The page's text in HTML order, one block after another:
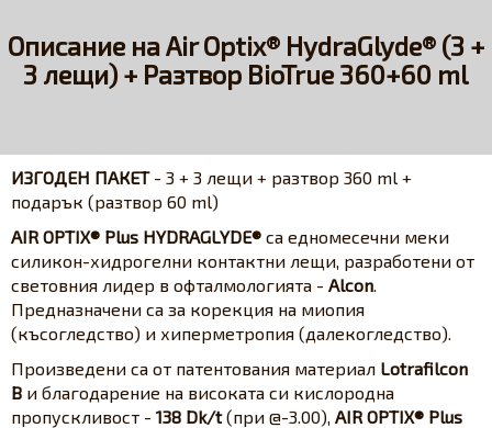
Описание на Air Optix® HydraGlyde® (3 +
3 лещи) + Разтвор BioTrue 360+60 ml
ИЗГОДЕН ПАКЕТ- 3 + 3 лещи + разтвор 360 ml +
подарък (разтвор 60 ml)
AIR OPTIX® Plus HYDRAGLYDE® са едномесечни меки
силикон-хидрогелни контактни лещи, разработени от
световния лидер в офталмологията - Alcon
Предназначени са за корекция на миопия
(късогледство) и хиперметропия (далекогледство).
Произведени са от патентования материал Lotrafilcon
B и благодарение на високата си кислородна
пропускливост - 138 Dk/t(при @-3.00), AIR OPTIX® Plus